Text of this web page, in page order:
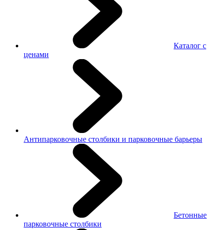
Каталог с
ценами
Антипарковочные столбики и парковочные барьеры
Бетонные
парковочные столбики